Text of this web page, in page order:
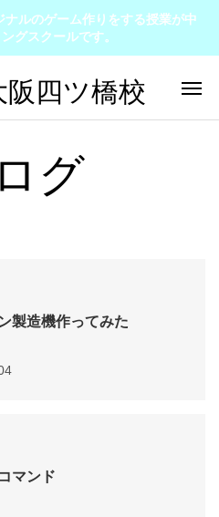
ルのゲーム作りをする授業が中
グスクールです。
グ
製造機作ってみた
マンド